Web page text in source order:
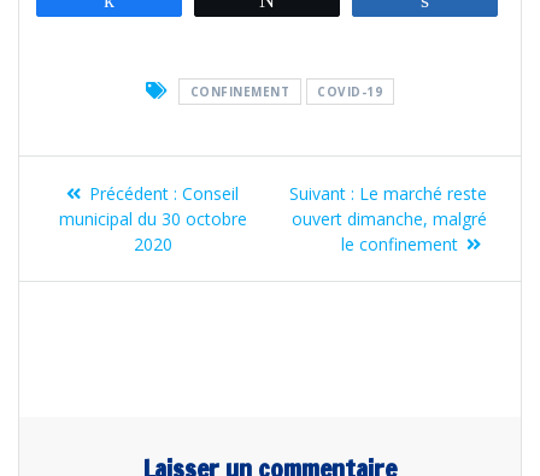
CONFINEMENT COVID-19
Navigation
Précédent : Article
précédent
Conseil
municipal du 30 octobre
2020
Suivant : Article
suivant
:
Le marché reste
ouvert dimanche, malgré
le confinement
Laisser un commentaire